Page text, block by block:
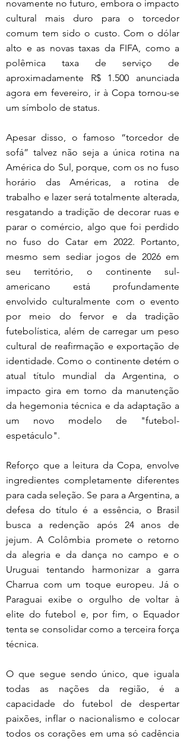
novamente no futuro, embora o impacto
cultural mais duro para o torcedor
comum tem sido o custo. Com o dólar
alto e as novas taxas da FIFA, como a
polêmica taxa de serviço de
aproximadamente R$ 1.500 anunciada
agora em fevereiro, ir à Copa tornou-se
um símbolo de status.
Apesar disso, o famoso “torcedor de
sofá” talvez não seja a única rotina na
América do Sul, porque, com os no fuso
horário das Américas, a rotina de
trabalho e lazer será totalmente alterada,
resgatando a tradição de decorar ruas e
parar o comércio, algo que foi perdido
no fuso do Catar em 2022. Portanto,
mesmo sem sediar jogos de 2026 em
seu território, o continente sul-
americano está profundamente
envolvido culturalmente com o evento
por meio do fervor e da tradição
futebolística, além de carregar um peso
cultural de reafirmação e exportação de
identidade. Como o continente detém o
atual título mundial da Argentina, o
impacto gira em torno da manutenção
da hegemonia técnica e da adaptação a
um novo modelo de "futebol-
espetáculo".
Reforço que a leitura da Copa, envolve
ingredientes completamente diferentes
para cada seleção. Se para a Argentina, a
defesa do título é a essência, o Brasil
busca a redenção após 24 anos de
jejum. A Colômbia promete o retorno
da alegria e da dança no campo e o
Uruguai tentando harmonizar a garra
Charrua com um toque europeu. Já o
Paraguai exibe o orgulho de voltar à
elite do futebol e, por fim, o Equador
tenta se consolidar como a terceira força
técnica.
O que segue sendo único, que iguala
todas as nações da região, é a
capacidade do futebol de despertar
paixões, inflar o nacionalismo e colocar
todos os corações em uma só cadência